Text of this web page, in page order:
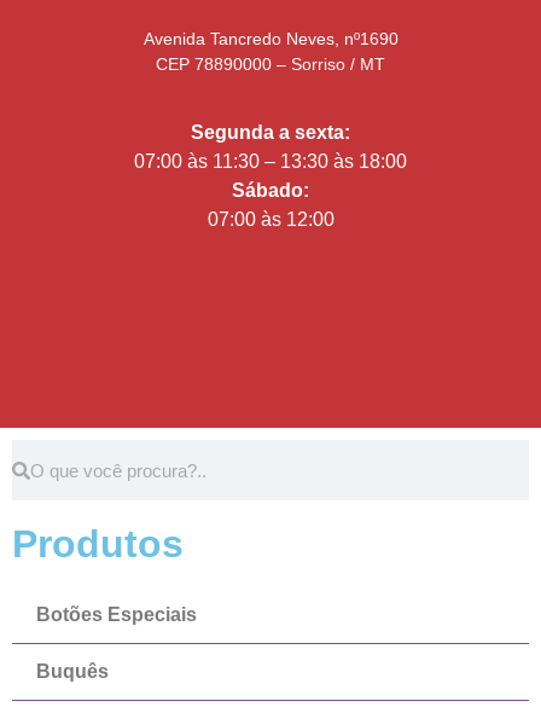
Avenida Tancredo Neves, nº1690
CEP 78890000 – Sorriso / MT
Segunda a sexta:
07:00 às 11:30 – 13:30 às 18:00
Sábado:
07:00 às 12:00
Produtos
Botões Especiais
Buquês